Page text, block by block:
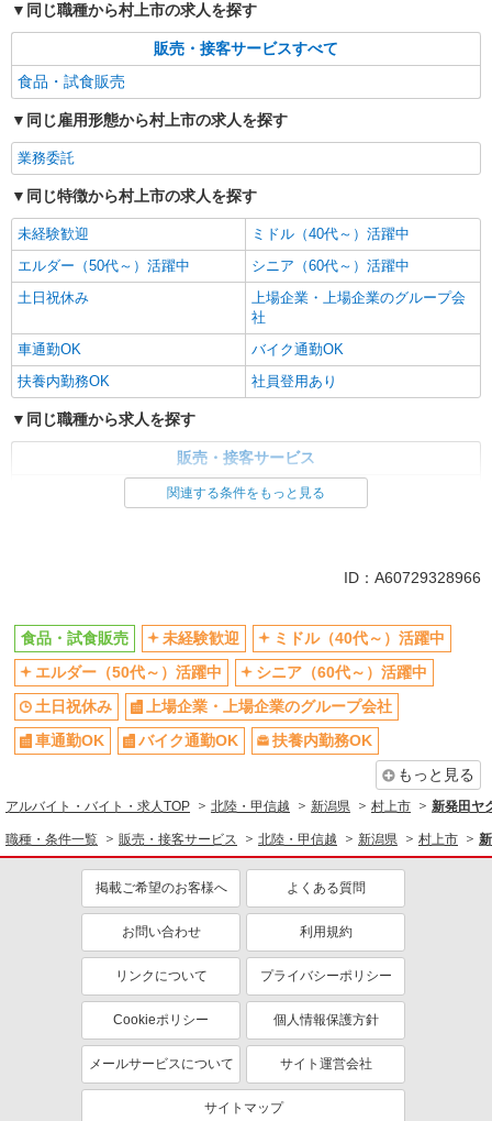
同じ職種から村上市の求人を探す
販売・接客サービスすべて
食品・試食販売
同じ雇用形態から村上市の求人を探す
業務委託
同じ特徴から村上市の求人を探す
未経験歓迎
ミドル（40代～）活躍中
エルダー（50代～）活躍中
シニア（60代～）活躍中
土日祝休み
上場企業・上場企業のグループ会
社
車通勤OK
バイク通勤OK
扶養内勤務OK
社員登用あり
同じ職種から求人を探す
販売・接客サービス
車通勤OK
扶養内勤務OK
社員登用あり
関連する条件をもっと見る
ID：A60729328966
食品・試食販売 未経験歓迎
ミドル（40代～）活躍中
エルダー（50代～）活躍中
シニア（60代～）活躍中
土日祝休み
上場企業・上場企業のグループ会社
車通勤OK
バイク通勤OK
扶養内勤務OK
もっと見る
アルバイト・バイト・求人TOP 北陸・甲信越 新潟県 村上市 新発田ヤ
職種・条件一覧 販売・接客サービス 北陸・甲信越 新潟県 村上市
掲載ご希望のお客様へ よくある質問
お問い合わせ 利用規約
リンクについて プライバシーポリシー
Cookieポリシー 個人情報保護方針
メールサービスについて サイト運営会社
サイトマップ